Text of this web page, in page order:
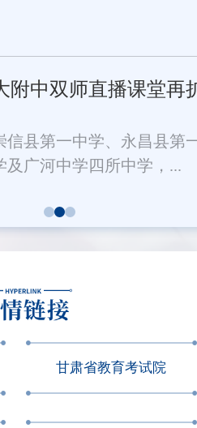
附中双师直播课堂再
信县第一中学、永昌县第
广河中学四所中学，...
甘肃省教育考试院